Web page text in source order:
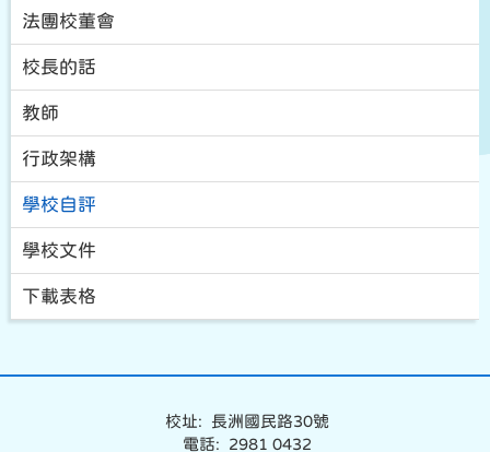
法團校董會
校長的話
教師
行政架構
學校自評
學校文件
下載表格
校址: 長洲國民路30號
電話: 2981 0432